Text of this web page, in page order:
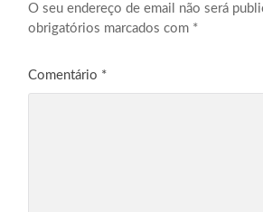
O seu endereço de email não será
obrigatórios marcados com *
Comentário *